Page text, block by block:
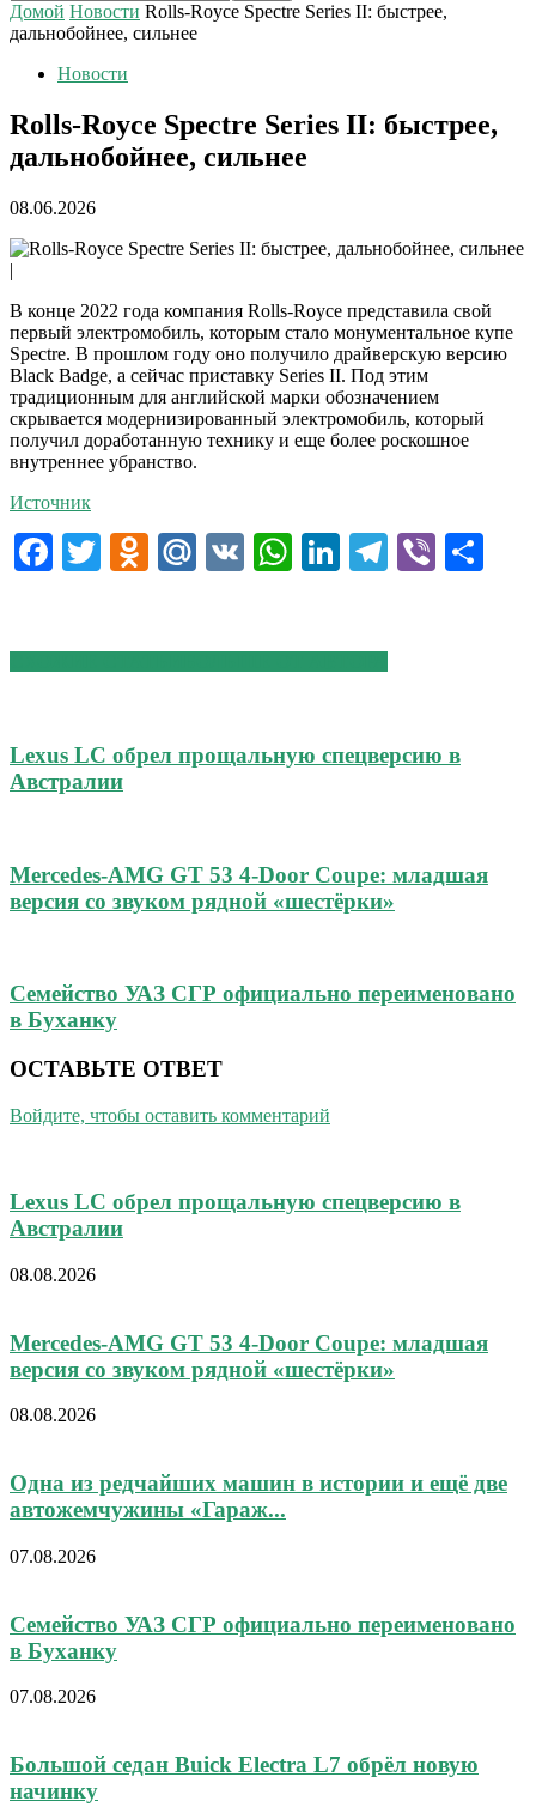
Домой Новости Rolls-Royce Spectre Series II: быстрее,
дальнобойнее, сильнее
Новости
Rolls-Royce Spectre Series II: быстрее,
дальнобойнее, сильнее
08.06.2026
|
В конце 2022 года компания Rolls-Royce представила свой
первый электромобиль, которым стало монументальное купе
Spectre. В прошлом году оно получило драйверскую версию
Black Badge, а сейчас приставку Series II. Под этим
традиционным для английской марки обозначением
скрывается модернизированный электромобиль, который
получил доработанную технику и еще более роскошное
внутреннее убранство.
Источник
Facebook
TwitterOdnoklassniki
Mail.Ru
VK WhatsApp
LinkedIn
Telegram
Viber
Lexus LC обрел прощальную спецверсию в
Австралии
Mercedes-AMG GT 53 4-Door Coupe: младшая
версия со звуком рядной «шестёрки»
Семейство УАЗ СГР официально переименовано
в Буханку
ОСТАВЬТЕ ОТВЕТ
Войдите, чтобы оставить комментарий
Lexus LC обрел прощальную спецверсию в
Австралии
08.08.2026
Mercedes-AMG GT 53 4-Door Coupe: младшая
версия со звуком рядной «шестёрки»
08.08.2026
Одна из редчайших машин в истории и ещё две
автожемчужины «Гараж...
07.08.2026
Семейство УАЗ СГР официально переименовано
в Буханку
07.08.2026
Большой седан Buick Electra L7 обрёл новую
начинку